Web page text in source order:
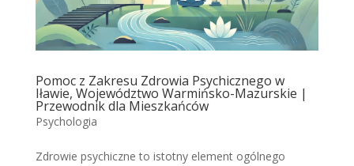
Pomoc z Zakresu Zdrowia Psychicznego w
Iławie, Województwo Warmińsko-Mazurskie |
Przewodnik dla Mieszkańców
Psychologia
Zdrowie psychiczne to istotny element ogólnego